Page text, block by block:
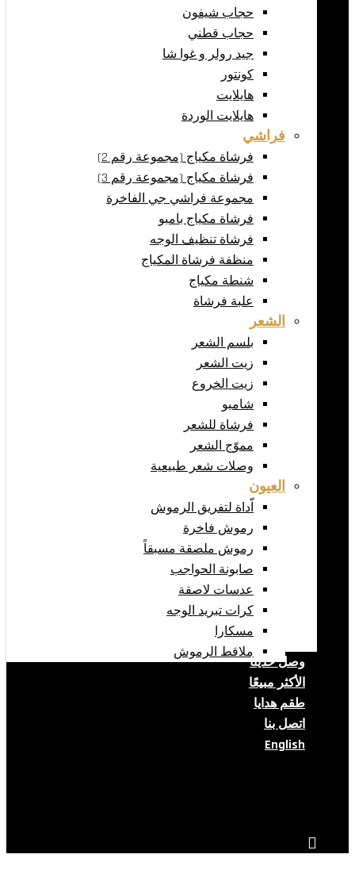
حجاب شيفون
حجاب قطني
جيد رولر و غوا شا
كونتور
هايلايت
هايلايت الوردة
فراشي
فرشاة مكياج (مجموعة رقم 2)
فرشاة مكياج (مجموعة رقم 3)
مجموعة فراشي جي الفاخرة
فرشاة مكياج بامبو
فرشاة تنظيف الوجه
منظفة فرشاة المكياج
شنطة مكياج
علبة فرشاة
الشعر
بلسم الشعر
زيت الشعر
زيت الخروع
شامبو
فرشاة للشعر
مموّج الشعر
وصلات شعر طبيعية
العيون
اّداة لتفريق الرموش
رموش فاخرة
رموش ملصقة مسبقاً
صابونة الحواجب
عدسات لاصقة
كرات تبريد الوجه
مسكارا
ملاقط الرموش
وصل حديثا
الأكثر مبيعًا
طقم هدايا
اتصل بنا
English